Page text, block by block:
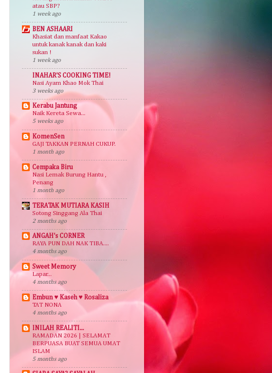
atau SBP?
1 week ago
BEN ASHAARI
Khasiat dan manfaat Kakao
untuk kanak kanak dan kaki
sukan !
1 week ago
INAHAR'S COOKING TIME!
Nasi Ayam Khao Mok Thai
3 weeks ago
Kerabu Jantung
Naik Kereta Sewa...
5 weeks ago
KomenSen
GAJI TAKKAN PERNAH CUKUP.
1 month ago
Cempaka Biru
Nasi Lemak Burung Hantu ,
Penang
1 month ago
TERATAK MUTIARA KASIH
Sotong Singgang Ala Thai
2 months ago
ANGAH's CORNER
RAYA PUN DAH NAK TIBA....
4 months ago
Sweet Memory
Lapar...
4 months ago
Embun ♥ Kaseh ♥ Rosaliza
TAT NONA
4 months ago
INILAH REALITI...
RAMADAN 2026 | SELAMAT
BERPUASA BUAT SEMUA UMAT
ISLAM
5 months ago